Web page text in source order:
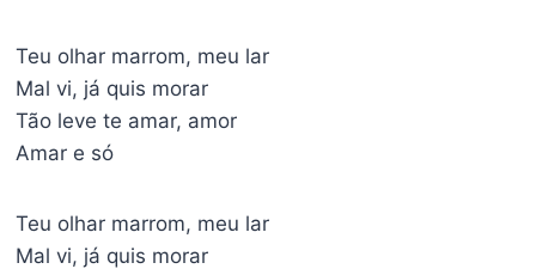
Teu olhar marrom, meu lar
Mal vi, já quis morar
Tão leve te amar, amor
Amar e só
Teu olhar marrom, meu lar
Mal vi, já quis morar